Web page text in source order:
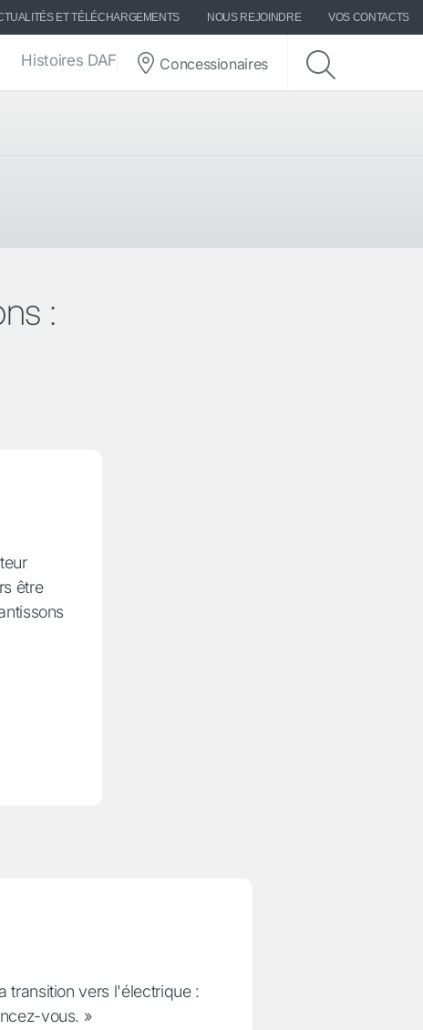
ET TÉLÉCHARGEMENTS NOUS REJOINDRE VOS CONTACTS
Histoires DAF Concessionaires
:
être
transition vers l'électrique :
vous. »